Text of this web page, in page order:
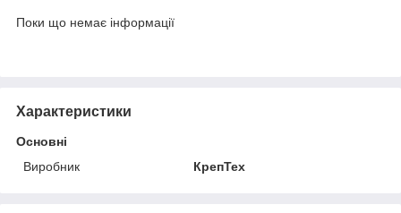
Поки що немає інформації
Характеристики
Основні
Виробник
КрепТех